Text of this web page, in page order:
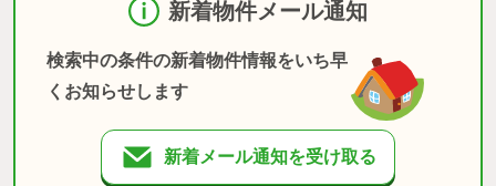
新着物件メール通知
検索中の条件の新着物件情報をいち早
くお知らせします
新着メール通知を受け取る